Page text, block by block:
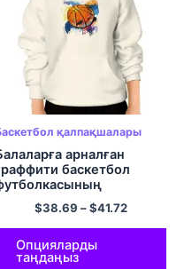
қалпақшалары
арналған
баскетбол
футболкаға арналған
футболкаға арналған
ұл балаларға
арналған күнделікті
киімдері
$38.69 –$41.72
Опцияларды
таңдаңыз